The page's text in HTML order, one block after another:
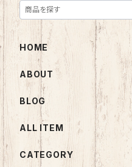
HOME
ABOUT
BLOG
ALL ITEM
CATEGORY